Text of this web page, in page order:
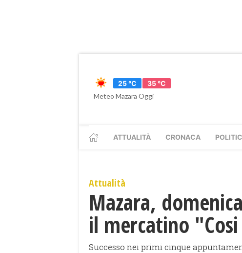
25 °C
35 °C
Meteo Mazara Oggi
ATTUALITÀ CRONACA
Attualità
Mazara,
il mercatino
Successo nei primi cinque